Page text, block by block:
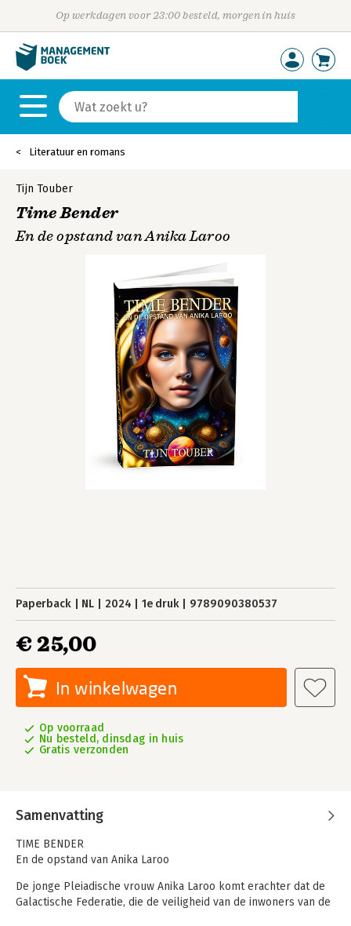
Op werkdagen voor 23:00 besteld, morgen in huis
Literatuur en romans
Tijn Touber
Time Bender
En de opstand van Anika Laroo
Paperback NL 2024 1e druk 9789090380537
€ 25,00
In winkelwagen
Op voorraad
Nu besteld, dinsdag in huis
Gratis verzonden
Samenvatting
TIME BENDER
En de opstand van Anika Laroo
De jonge Pleiadische vrouw Anika Laroo komt erachter dat de
Galactische Federatie, die de veiligheid van de inwoners van de